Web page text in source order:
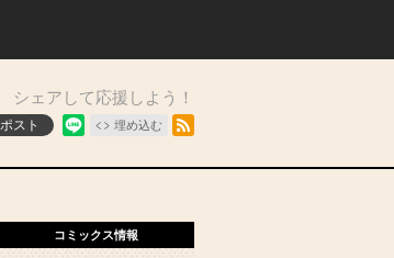
シェアして応援しよう！
ポスト 埋め込む
コミックス情報